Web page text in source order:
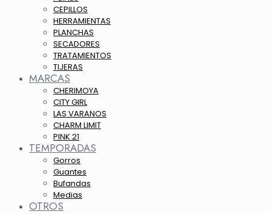
CEPILLOS
HERRAMIENTAS
PLANCHAS
SECADORES
TRATAMIENTOS
TIJERAS
MARCAS
CHERIMOYA
CITY GIRL
LAS VARANOS
CHARM LIMIT
PINK 21
TEMPORADAS
Gorros
Guantes
Bufandas
Medias
OTROS